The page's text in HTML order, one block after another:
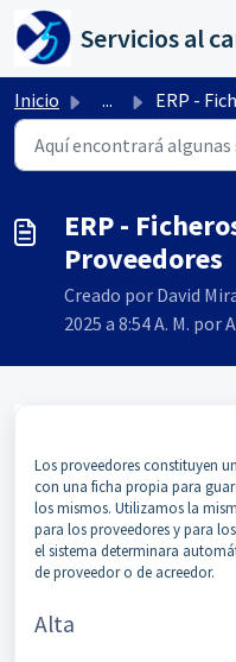
Saltar al contenido
Inicio ... ERP - Ficheros
ERP -
Proveedores
Creado por David
2025 a 8:54 A. M.
Los proveedores constituyen
con una ficha propia para
los mismos. Utilizamos la
para los proveedores y para
el sistema determinara
de proveedor o de acreedor.
Alta